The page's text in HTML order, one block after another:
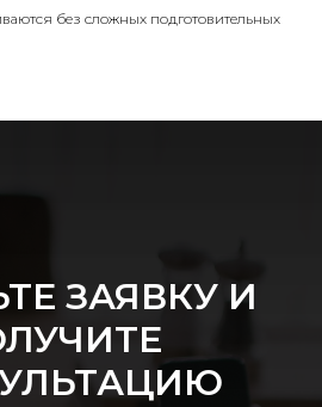
без сложных подготовительных
ЗАЯВКУ И